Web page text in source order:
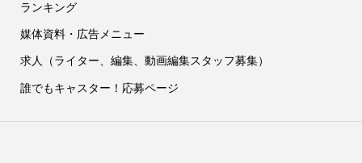
ランキング
媒体資料・広告メニュー
求人（ライター、編集、動画編集スタッフ募集）
誰でもキャスター！応募ページ